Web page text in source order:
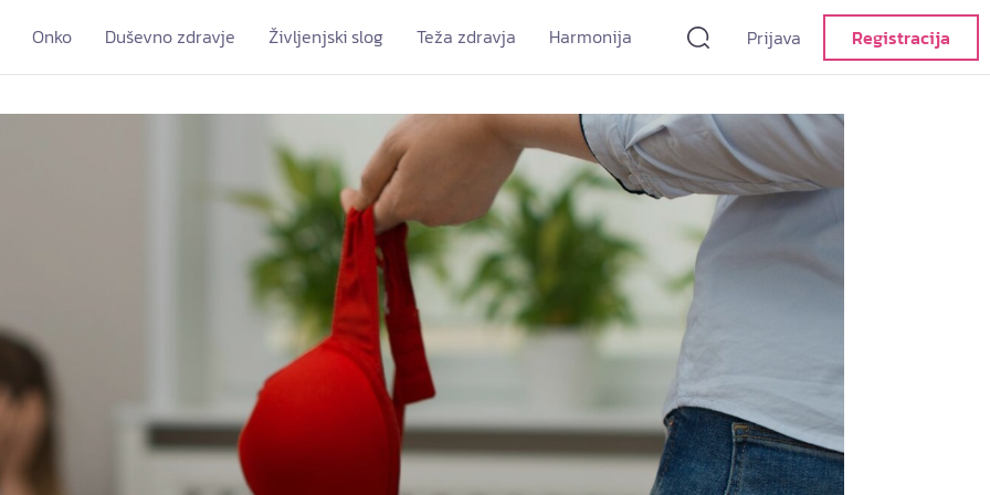
Onko Duševno zdravje Življenjski slog Teža zdravja Harmonija Prijava Registracija